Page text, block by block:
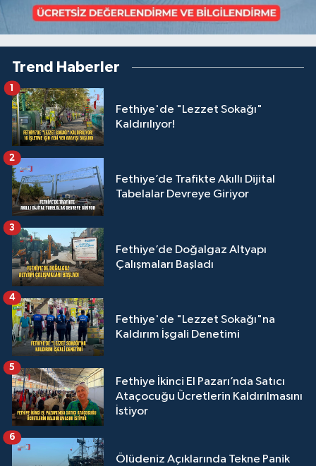
Trend Haberler
Fethiye'de "Lezzet Sokağı"
Kaldırılıyor!
1
Fethiye’de Trafikte Akıllı Dijital
Tabelalar Devreye Giriyor
2
Fethiye’de Doğalgaz Altyapı
Çalışmaları Başladı
3
Fethiye'de "Lezzet Sokağı"na
Kaldırım İşgali Denetimi
4
Fethiye İkinci El Pazarı’nda Satıcı
Ataçocuğu Ücretlerin Kaldırılmasını
İstiyor
5
Ölüdeniz Açıklarında Tekne Panik
6